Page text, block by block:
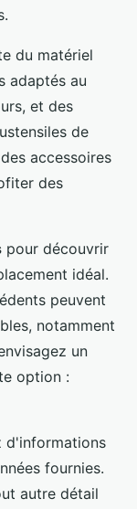
du matériel
adaptés au
et des
de
accessoires
des
pour découvrir
idéal.
peuvent
notamment
un
option :
d'informations
fournies.
autre détail